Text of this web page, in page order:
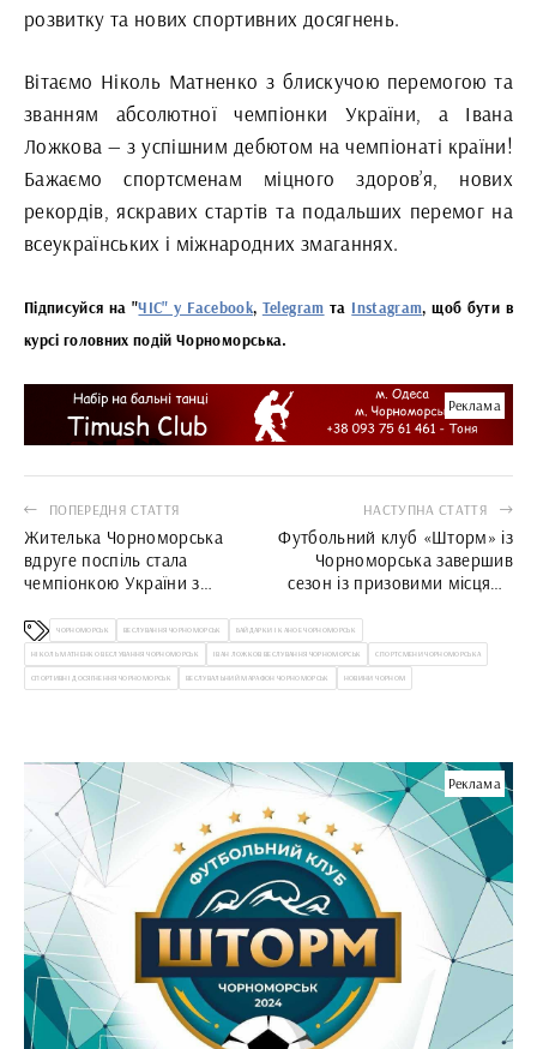
розвитку та нових спортивних досягнень.
Вітаємо Ніколь Матненко з блискучою перемогою та
званням абсолютної чемпіонки України, а Івана
Ложкова — з успішним дебютом на чемпіонаті країни!
Бажаємо спортсменам міцного здоров’я, нових
рекордів, яскравих стартів та подальших перемог на
всеукраїнських і міжнародних змаганнях.
Підписуйся на "ЧІС" у Facebook, Telegram та Instagram, щоб бути в
курсі головних подій Чорноморська.
Реклама
ПОПЕРЕДНЯ СТАТТЯ
Жителька Чорноморська
вдруге поспіль стала
чемпіонкою України з
НАСТУПНА СТАТТЯ
Футбольний клуб «Шторм» із
Чорноморська завершив
сезон із призовими місцями
ЧОРНОМОРСЬК ВЕСЛУВАННЯ ЧОРНОМОРСЬК БАЙДАРКИ І КАНОЕ ЧОРНОМОРСЬК
НІКОЛЬ МАТНЕНКО ВЕСЛУВАННЯ ЧОРНОМОРСЬК ІВАН ЛОЖКОВ ВЕСЛУВАННЯ ЧОРНОМОРСЬК СПОРТСМЕНИ ЧОРНОМОРСЬКА
СПОРТИВНІ ДОСЯГНЕННЯ ЧОРНОМОРСЬК ВЕСЛУВАЛЬНИЙ МАРАФОН ЧОРНОМОРСЬК НОВИНИ ЧОРНОМ
Реклама